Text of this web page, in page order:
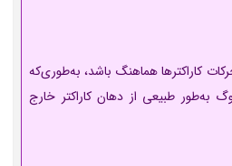
کاراکترها هماهنگ باشد، به‌طوری‌که
به‌طور طبیعی از دهان کاراکتر خارج